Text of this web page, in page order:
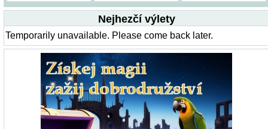
Nejhezčí výlety
Temporarily unavailable. Please come back later.